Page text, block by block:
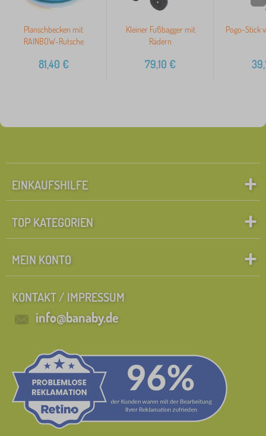
Planschbecken mit
RAINBOW-Rutsche
81,40 €
Kleiner Fußbagger mit
Rädern
79,10 €
Pogo-Stick
EINKAUFSHILFE
TOP KATEGORIEN
MEIN KONTO
KONTAKT / IMPRESSUM
info@banaby.de